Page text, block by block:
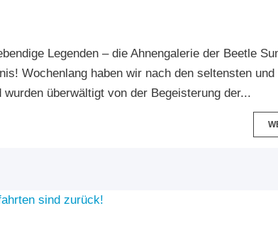
Legenden – die Ahnengalerie der Beetle
Wochenlang haben wir nach den seltensten
überwältigt von der Begeisterung der...